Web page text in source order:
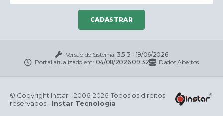
CADASTRAR
Versão do Sistema: 3.5.3 - 19/06/2026
Portal atualizado em: 04/08/2026 09:32 Dados Abertos
© Copyright Instar - 2006-2026. Todos os direitos
reservados - Instar Tecnologia